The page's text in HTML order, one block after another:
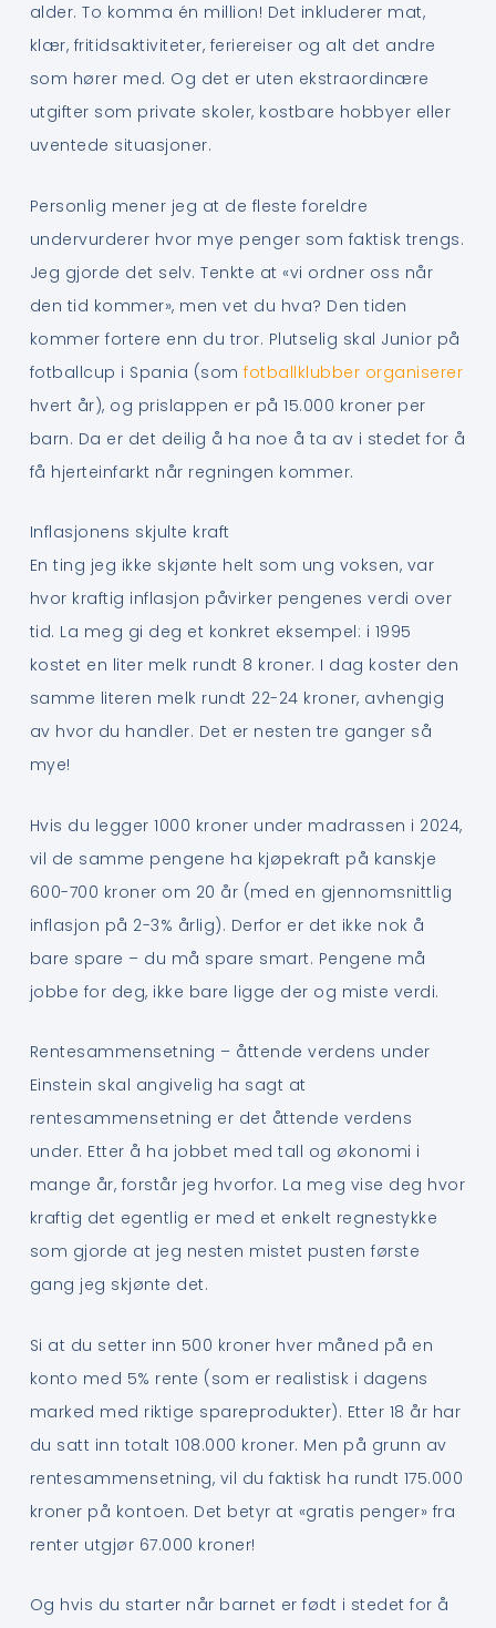
alder. To komma én million! Det inkluderer mat,
klær, fritidsaktiviteter, feriereiser og alt det andre
som hører med. Og det er uten ekstraordinære
utgifter som private skoler, kostbare hobbyer eller
uventede situasjoner.
Personlig mener jeg at de fleste foreldre
undervurderer hvor mye penger som faktisk trengs.
Jeg gjorde det selv. Tenkte at «vi ordner oss når
den tid kommer», men vet du hva? Den tiden
kommer fortere enn du tror. Plutselig skal Junior på
fotballcup i Spania (somfotballklubber organiserer
hvert år), og prislappen er på 15.000 kroner per
barn. Da er det deilig å ha noe å ta av i stedet for å
få hjerteinfarkt når regningen kommer.
Inflasjonens skjulte kraft
En ting jeg ikke skjønte helt som ung voksen, var
hvor kraftig inflasjon påvirker pengenes verdi over
tid. La meg gi deg et konkret eksempel: i 1995
kostet en liter melk rundt 8 kroner. I dag koster den
samme literen melk rundt 22-24 kroner, avhengig
av hvor du handler. Det er nesten tre ganger så
mye!
Hvis du legger 1000 kroner under madrassen i 2024,
vil de samme pengene ha kjøpekraft på kanskje
600-700 kroner om 20 år (med en gjennomsnittlig
inflasjon på 2-3% årlig). Derfor er det ikke nok å
bare spare – du må spare smart. Pengene må
jobbe for deg, ikke bare ligge der og miste verdi.
Rentesammensetning – åttende verdens under
Einstein skal angivelig ha sagt at
rentesammensetning er det åttende verdens
under. Etter å ha jobbet med tall og økonomi i
mange år, forstår jeg hvorfor. La meg vise deg hvor
kraftig det egentlig er med et enkelt regnestykke
som gjorde at jeg nesten mistet pusten første
gang jeg skjønte det.
Si at du setter inn 500 kroner hver måned på en
konto med 5% rente (som er realistisk i dagens
marked med riktige spareprodukter). Etter 18 år har
du satt inn totalt 108.000 kroner. Men på grunn av
rentesammensetning, vil du faktisk ha rundt 175.000
kroner på kontoen. Det betyr at «gratis penger» fra
renter utgjør 67.000 kroner!
Og hvis du starter når barnet er født i stedet for å